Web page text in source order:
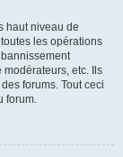
haut niveau de
les opérations
modérateurs, etc. Ils
forums. Tout ceci
forum.